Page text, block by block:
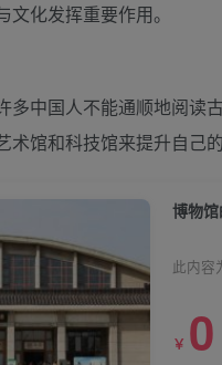
化发挥重要作用。
多中国人不能通顺地阅读
术馆和科技馆来提升自己
博物馆
此内容
￥ 0